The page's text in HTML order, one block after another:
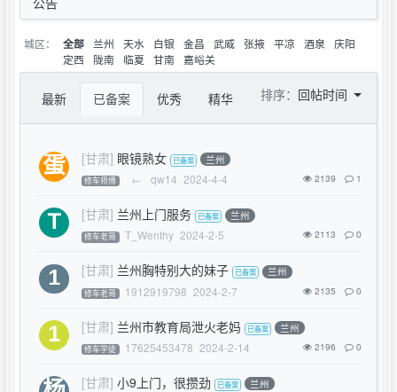
城区： 全部 兰州 天水 白银 金昌 武威 张掖 平凉 酒泉
庆阳
定西
陇南 临夏 甘南 嘉峪关
最新 已备案 优秀 精华 排序： 回帖时间
[甘肃] 眼镜熟女 兰州
修车师傅 ← qw14 2024-4-4 2139 1
[甘肃] 兰州上门服务 兰州
修车老哥 T_Wenthy 2024-2-5 2113 0
[甘肃] 兰州胸特别大的妹子 兰州
修车老哥 1912919798 2024-2-7 2135 0
[甘肃] 兰州市教育局泄火老妈 兰州
修车学徒 17625453478 2024-2-14 2196 0
[甘肃] 小9上门，很攒劲 兰州